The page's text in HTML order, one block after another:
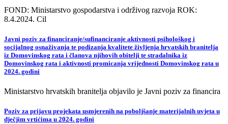
FOND: Ministarstvo gospodarstva i održivog razvoja ROK:
8.4.2024. Cil
Javni poziv za financiranje/sufinanciranje aktivnosti psihološkog i
socijalnog osnaživanja te podizanja kvalitete življenja hrvatskih branitelja
iz Domovinskog rata i članova njihovih obitelji te stradalnika iz
Domovinskog rata i aktivnosti promicanja vrijednosti Domovinskog rata u
2024. godini
Ministarstvo hrvatskih branitelja objavilo je Javni poziv za financira
Poziv za prijavu projekata usmjerenih na poboljšanje materijalnih uvjeta u
dječjim vrtićima u 2024. godini